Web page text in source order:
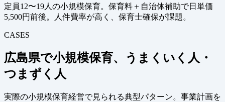
定員12〜19人の小規模保育。保育料＋自治体補助で日単価
5,500円前後。人件費率が高く、保育士確保が課題。
CASES
広島県で小規模保育、うまくいく人・
つまずく人
実際の小規模保育経営で見られる典型パターン。事業計画を